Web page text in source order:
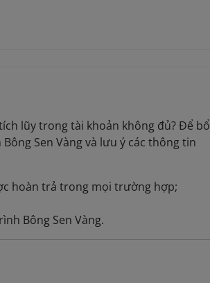
lũy trong tài khoản không đủ? Để bổ
Sen Vàng và lưu ý các thông tin
hoàn trả trong mọi trường hợp;
Bông Sen Vàng.